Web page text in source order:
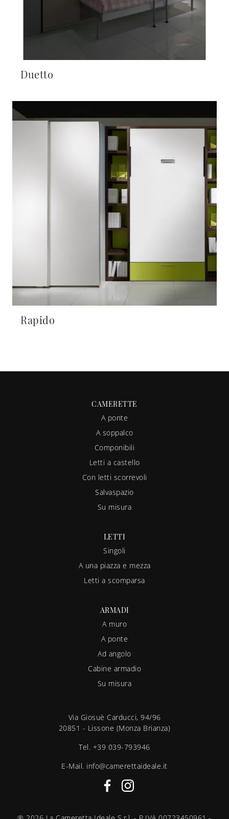
Duetto
Rapido
CAMERETTE
A ponte
A soppalco
Componibili
Letti a castello
Con letti scorrevoli
Salvaspazio
Su misura
LETTI
Singoli
A una piazza e mezza
Letti a scomparsa
ARMADI
A muro
A ponte
Ad angolo
Cabine armadio
Su misura
Via Giosuè Carducci, 94/96
20851 - Lissone (Monza Brianza)
Tel. +39 039-793946
E-Mail. info@camerettaideale.it